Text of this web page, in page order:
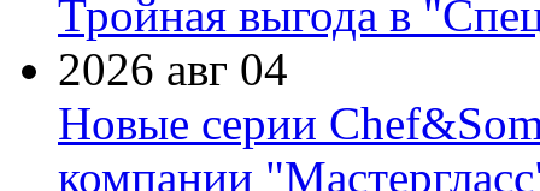
Тройная выгода в
2026 авг 04
Новые серии
компании